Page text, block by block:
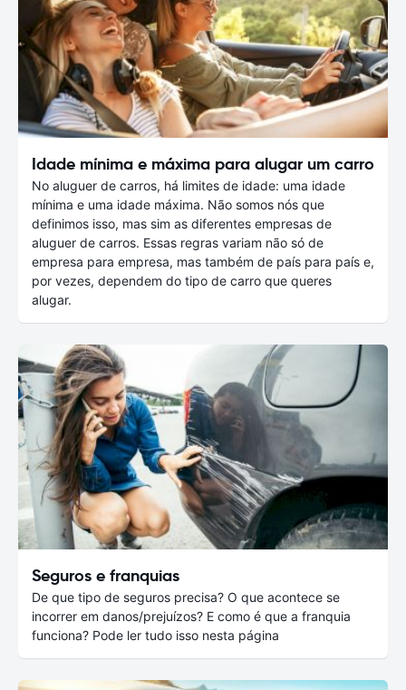
Idade mínima e máxima para alugar um carro
No aluguer de carros, há limites de idade: uma idade
mínima e uma idade máxima. Não somos nós que
definimos isso, mas sim as diferentes empresas de
aluguer de carros. Essas regras variam não só de
empresa para empresa, mas também de país para país e,
por vezes, dependem do tipo de carro que queres
alugar.
Seguros e franquias
De que tipo de seguros precisa? O que acontece se
incorrer em danos/prejuízos? E como é que a franquia
funciona? Pode ler tudo isso nesta página